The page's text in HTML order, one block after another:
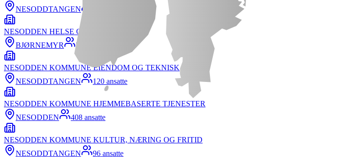
NESODDTANGEN
NESODDEN HELSE OG VELFERD
BJØRNEMYR
376
NESODDEN KOMMUNE EIENDOM OG TEKNISK
NESODDTANGEN
120 ansatte
NESODDEN KOMMUNE HJEMMEBASERTE TJENESTER
NESODDEN
408 ansatte
NESODDEN KOMMUNE KULTUR, NÆRING OG FRITID
NESODDTANGEN
96 ansatte